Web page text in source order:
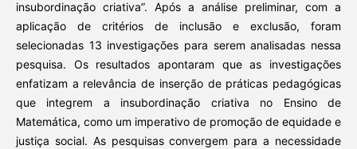
insubordinação criativa”. Após a análise preliminar, com a
aplicação de critérios de inclusão e exclusão, foram
selecionadas 13 investigações para serem analisadas nessa
pesquisa. Os resultados apontaram que as investigações
enfatizam a relevância de inserção de práticas pedagógicas
que integrem a insubordinação criativa no Ensino de
Matemática, como um imperativo de promoção de equidade e
justiça social. As pesquisas convergem para a necessidade